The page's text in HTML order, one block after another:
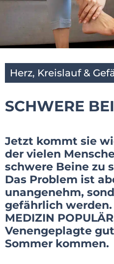
Herz, Kreislauf &
SCHWERE
Jetzt kommt sie
der vielen
schwere Beine zu
Das Problem ist
unangenehm,
gefährlich werden.
MEDIZIN
Venengeplagte
Sommer kommen.